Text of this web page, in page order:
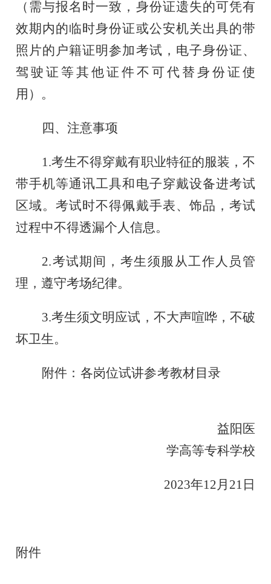
（需与报名时一致，身份证遗失的可凭有
效期内的临时身份证或公安机关出具的带
照片的户籍证明参加考试，电子身份证、
驾驶证等其他证件不可代替身份证使
用） 。
四、注意事项
1.考生不得穿戴有职业特征的服装，不
带手机等通讯工具和电子穿戴设备进考试
区域。考试时不得佩戴手表、饰品，考试
过程中不得透漏个人信息。
2.考试期间，考生须服从工作人员管
理，遵守考场纪律。
3.考生须文明应试，不大声喧哗，不破
坏卫生。
附件：各岗位试讲参考教材目录
益阳医
学高等专科学校
2023年12 月 21 日
附件